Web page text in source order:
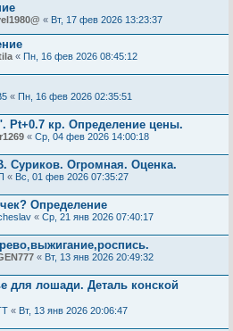
« Вт, 17 фев 2026 13:23:37
« Пн, 16 фев 2026 08:45:12
« Пн, 16 фев 2026 02:35:51
Pt+0.7 кр. Определение цены.
« Ср, 04 фев 2026 14:00:18
Суриков. Огромная. Оценка.
« Вс, 01 фев 2026 07:35:27
Определение
« Ср, 21 янв 2026 07:40:17
« Вт, 13 янв 2026 20:49:32
для лошади. Деталь конской
« Вт, 13 янв 2026 20:06:47